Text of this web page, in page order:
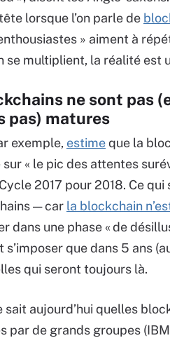
lorsque l’on parle de
» aiment à
se multiplient, la réalité est
ne sont pas
pas) matures
exemple, estimeque la
« le pic des attentes
2017 pour 2018. Ce
— car la blockchain
dans une phase « de
s’imposer que dans 5 ans
qui seront toujours là.
sait aujourd’hui quelles
par de grands groupes